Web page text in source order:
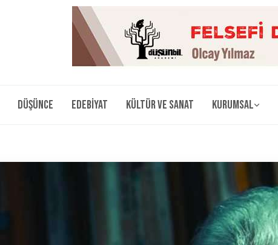
Düşünce Edebiyat Kültür ve Sanat Kurumsal